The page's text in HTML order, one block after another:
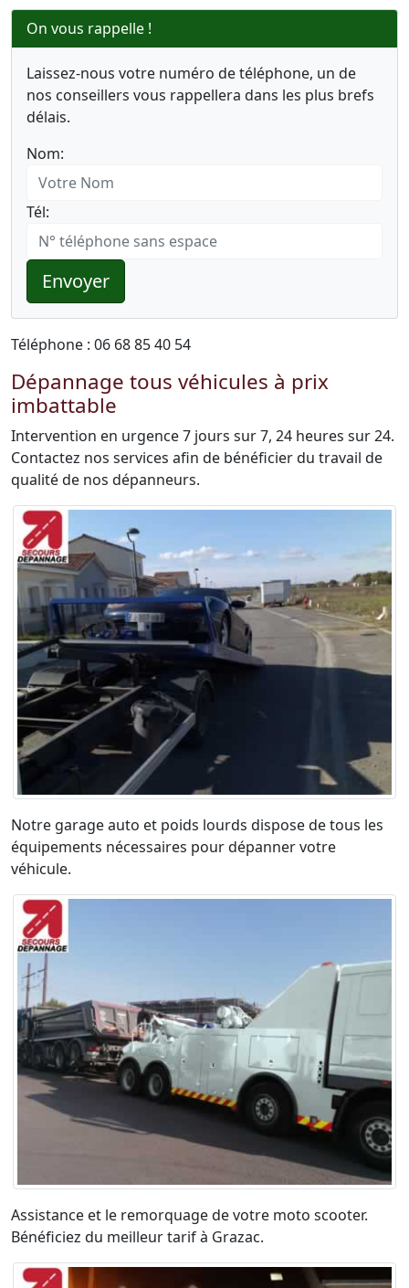
On vous rappelle !
Laissez-nous votre numéro de téléphone, un de
nos conseillers vous rappellera dans les plus brefs
délais.
Nom:
Tél:
Envoyer
Téléphone : 06 68 85 40 54
Dépannage tous véhicules à prix
imbattable
Intervention en urgence 7 jours sur 7, 24 heures sur 24.
Contactez nos services afin de bénéficier du travail de
qualité de nos dépanneurs.
Notre garage auto et poids lourds dispose de tous les
équipements nécessaires pour dépanner votre
véhicule.
Assistance et le remorquage de votre moto scooter.
Bénéficiez du meilleur tarif à Grazac.